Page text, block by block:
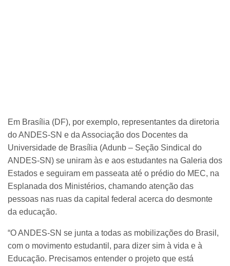
Em Brasília (DF), por exemplo, representantes da diretoria
do ANDES-SN e da Associação dos Docentes da
Universidade de Brasília (Adunb – Seção Sindical do
ANDES-SN) se uniram às e aos estudantes na Galeria dos
Estados e seguiram em passeata até o prédio do MEC, na
Esplanada dos Ministérios, chamando atenção das
pessoas nas ruas da capital federal acerca do desmonte
da educação.
“O ANDES-SN se junta a todas as mobilizações do Brasil,
com o movimento estudantil, para dizer sim à vida e à
Educação. Precisamos entender o projeto que está